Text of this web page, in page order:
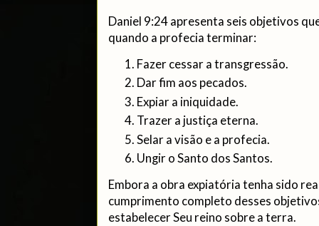
Daniel 9:24 apresenta seis objetivos
quando a profecia terminar:
Fazer cessar a transgressão.
Dar fim aos pecados.
Expiar a iniquidade.
Trazer a justiça eterna.
Selar a visão e a profecia.
Ungir o Santo dos Santos.
Embora a obra expiatória tenha sido
cumprimento completo desses
estabelecer Seu reino sobre a terra.